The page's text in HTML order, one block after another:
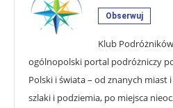
Obserwuj
Klub
ogólnopolski portal podróżniczy
Polski i świata – od znanych miast
szlaki i podziemia, po miejsca